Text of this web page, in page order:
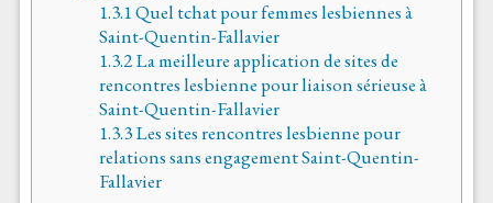
1.3.1Quel tchat pour femmes lesbiennes à
Saint-Quentin-Fallavier
1.3.2La meilleure application de sites de
rencontres lesbienne pour liaison sérieuse à
Saint-Quentin-Fallavier
1.3.3Les sites rencontres lesbienne pour
relations sans engagement Saint-Quentin-
Fallavier